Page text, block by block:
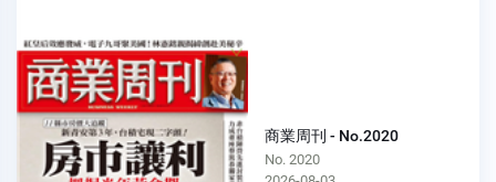
商業周刊 - No.2020
No. 2020